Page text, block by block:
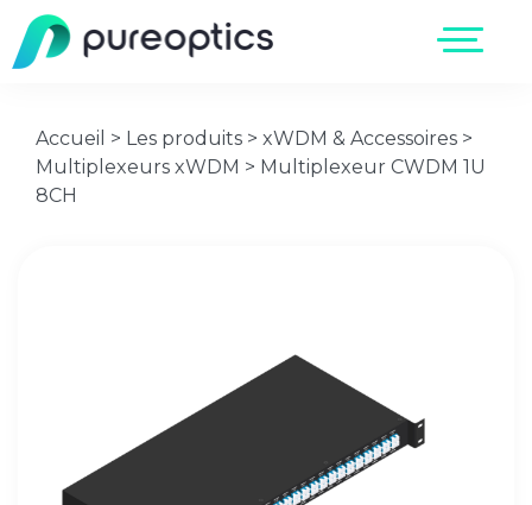
Accueil > Les produits > xWDM & Accessoires >
Multiplexeurs xWDM > Multiplexeur CWDM 1U
8CH